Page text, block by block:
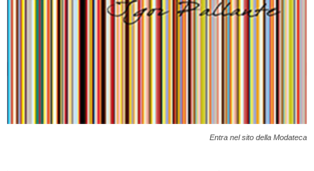
Entra nel sito della Modateca